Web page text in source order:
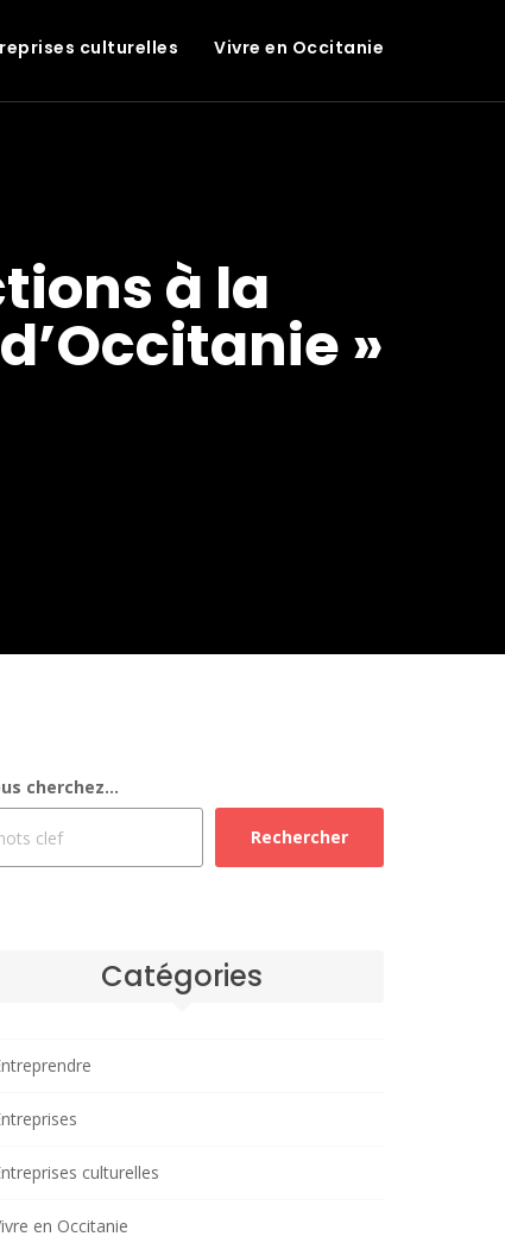
culturelles Vivre en Occitanie
à la
»
cherchez...
Rechercher
Catégories
culturelles
en Occitanie